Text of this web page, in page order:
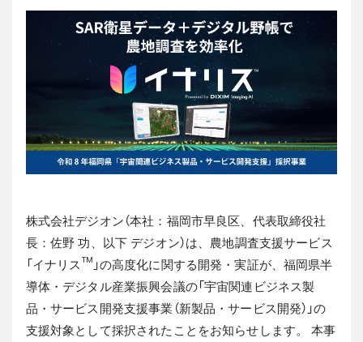
株式会社デジオン（本社：福岡市早良区、代表取締役社
長：佐野 功、以下 デジオン）は、農地調査支援サービス
「イナリス™」の高度化に関する開発・実証が、福岡県半
導体・デジタル産業振興会議の「宇宙関連ビジネス製
品・サービス開発支援事業（新製品・サービス開発）」の
支援対象として採択されたことをお知らせします。
本事